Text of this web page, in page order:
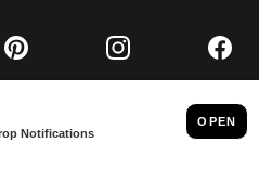
Pinterest Instagram
© PUMA NORTH AMERICA, INC.
IMPRINT AND LEGAL DATA